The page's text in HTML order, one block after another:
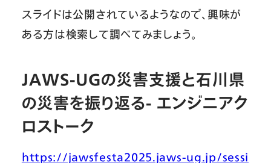
スライドは公開されているようなので、興味が
ある方は検索して調べてみましょう。
JAWS-UGの災害支援と石川県
の災害を振り返る- エンジニアク
ロストーク
https://jawsfesta2025.jaws-ug.jp/sessi